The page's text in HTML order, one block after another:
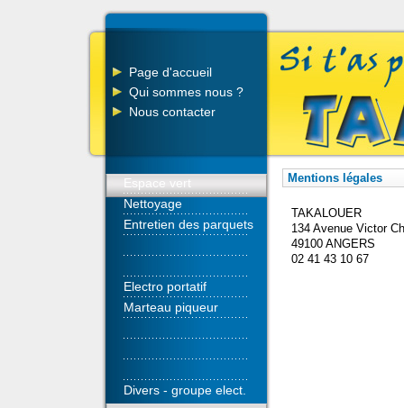
Page d'accueil
Qui sommes nous ?
Nous contacter
Espace vert
Nettoyage
Entretien des parquets
Electro portatif
Marteau piqueur
Divers - groupe elect.
Mentions légales
TAKALOUER
134 Avenue Victor
49100 ANGERS
02 41 43 10 67